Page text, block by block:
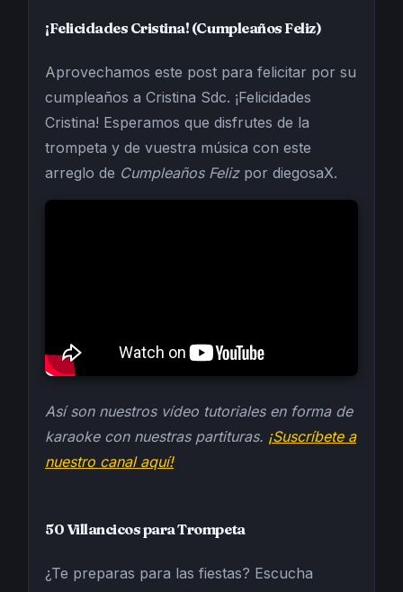
¡Felicidades Cristina! (Cumpleaños Feliz)
Aprovechamos este post para felicitar por su
cumpleaños a Cristina Sdc. ¡Felicidades
Cristina! Esperamos que disfrutes de la
trompeta y de vuestra música con este
arreglo de Cumpleaños Felizpor diegosaX.
Así son nuestros vídeo tutoriales en forma de
karaoke con nuestras partituras. ¡Suscríbete a
nuestro canal aquí!
50 Villancicos para Trompeta
¿Te preparas para las fiestas? Escucha